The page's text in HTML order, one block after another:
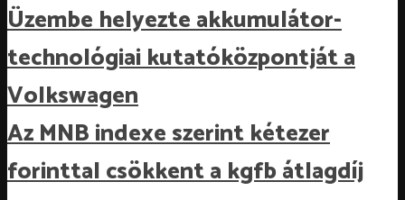
Üzembe helyezte akkumulátor-
technológiai kutatóközpontját a
Volkswagen
Az MNB indexe szerint kétezer
forinttal csökkent a kgfb átlagdíj